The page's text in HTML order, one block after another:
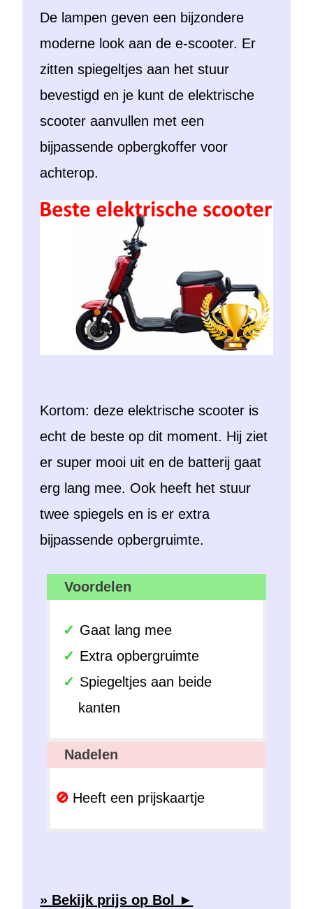
De lampen geven een bijzondere
moderne look aan de e-scooter. Er
zitten spiegeltjes aan het stuur
bevestigd en je kunt de elektrische
scooter aanvullen met een
bijpassende opbergkoffer voor
achterop.
Kortom: deze elektrische scooter is
echt de beste op dit moment. Hij ziet
er super mooi uit en de batterij gaat
erg lang mee. Ook heeft het stuur
twee spiegels en is er extra
bijpassende opbergruimte.
Voordelen
Gaat lang mee
Extra opbergruimte
Spiegeltjes aan beide
kanten
Nadelen
Heeft een prijskaartje
» Bekijk prijs op Bol ►